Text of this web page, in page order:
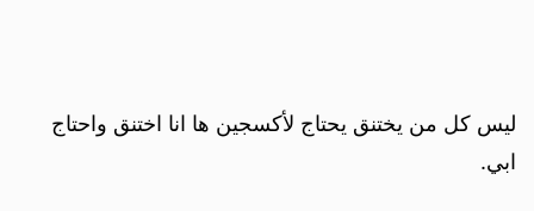
ليس كل من يختنق يحتاج لأكسجين ها انا اختنق واحتاج
ابي.